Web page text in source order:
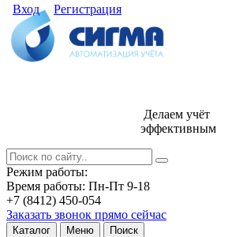
Вход Регистрация
Делаем учёт
эффективным
Режим работы:
Время работы: Пн-Пт 9-18
+7 (8412) 450-054
Заказать звонок прямо сейчас
Каталог Меню Поиск